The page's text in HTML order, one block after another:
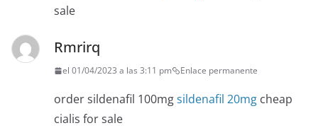
sale
Rmrirq
el 01/04/2023 a las 3:11 pm Enlace permanente
order sildenafil 100mgsildenafil 20mg cheap
cialis for sale